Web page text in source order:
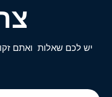
יש לכם שאלות ואתם